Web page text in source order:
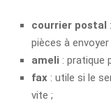
courrier postal
pièces à
ameli : pratique
fax : utile si le
vite ;